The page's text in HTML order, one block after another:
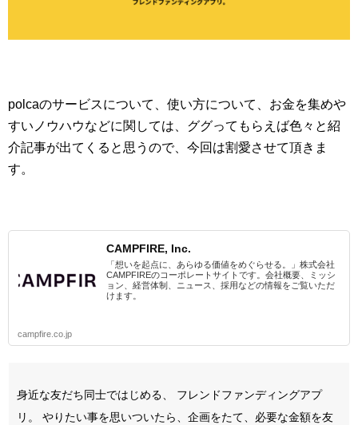
polcaのサービスについて、使い方について、お金を集めや
すいノウハウなどに関しては、ググってもらえば色々と紹
介記事が出てくると思うので、今回は割愛させて頂きま
す。
CAMPFIRE, Inc.
「想いを起点に、あらゆる価値をめぐらせる。」株式会社
CAMPFIREのコーポレートサイトです。会社概要、ミッシ
ョン、経営体制、ニュース、採用などの情報をご覧いただ
けます。
campfire.co.jp
身近な友だち同士ではじめる、 フレンドファンディングアプ
リ。 やりたい事を思いついたら、企画をたて、必要な金額を友